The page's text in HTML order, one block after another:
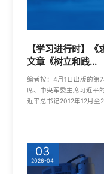
【学习进行时】
文章《树立和践...
编者按：4月1日出版的第
席、中央军委主席习近平
近平总书记2012年12月至
03
2026-04